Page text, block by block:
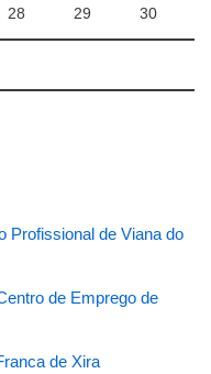
28 29 30
Profissional de Viana do
de Emprego de
de Xira